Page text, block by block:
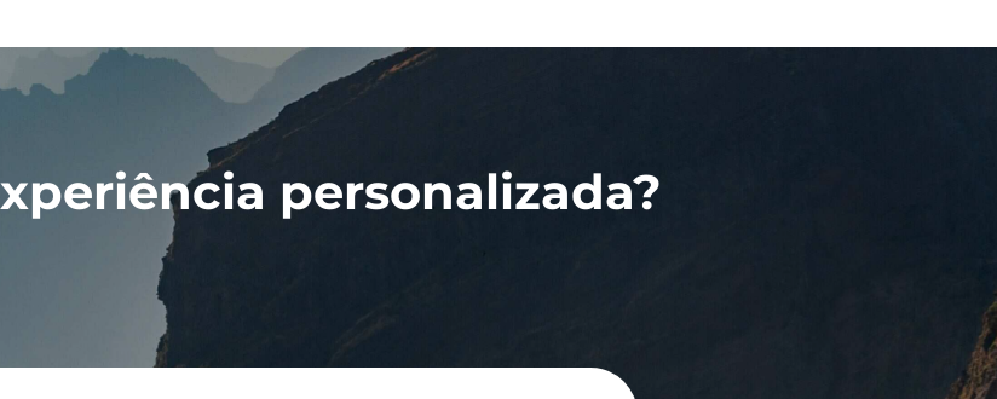
personalizada?